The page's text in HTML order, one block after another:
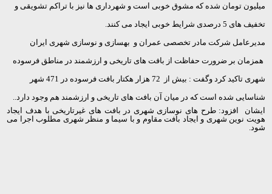
میلیون تومان شده که مشوق خوبی است و شهرداری ها نیز با تراکم تشویقی و
تخفیف های 5 درصدی شرایط خوبی ایجاد می کنند.
مدیرعامل شرکت مادر تخصصی عمران و بهسازی و نوسازی شهری ایران
همزمان بر ضرورت حفاظت از بافت های تاریخی و ارزشمند در مناطق فرسوده
شهری تاکید کرد وگفت :
بیش از 72 هزار هکتار بافت فرسوده در 471 شهر
شناسایی شده است که در میان آن بافت های تاریخی و ارزشمند هم وجود دارد.
ایشان
افزود: طرح های نوسازی شهری در بافت های غیرتاریخی با هدف ایجاد
هویت نوین شهری و ایجاد بافت مقاوم و با سیما و منظر شهری مطلوب اجرا می
شود.